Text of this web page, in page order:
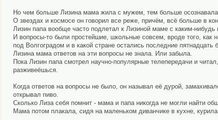
Но чем больше Лизина мама жила с мужем, тем больше
О звездах и космосе он говорил все реже, причём, всё больше в
Лизин папа вообще часто подлетал к Лизиной маме с каким-нибудь
И вопросы-то были простейшие, школьные совсем, вроде того, как
под Волгоградом и в какой стране остались последние пятнадцать
Лизина мама ответов на эти вопросы не знала. Или забыла.
Пока Лизин папа смотрел научно-популярные телепередачи и
разживеёшься.
Когда ответов на вопросы не было, он называл её дурой,
открывал пиво.
Сколько Лиза себя помнит - мама и папа никогда не могли найти
Мама потом плакала, сидя на маленьком диванчике в кухне,